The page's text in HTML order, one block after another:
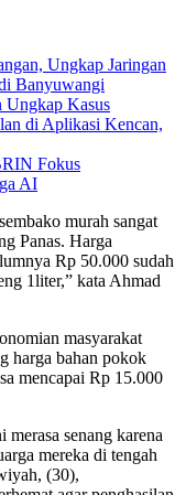
Ungkap Jaringan
Banyuwangi
Ungkap Kasus
di Aplikasi Kencan,
Fokus
AI
murah sangat
Panas. Harga
Rp 50.000 sudah
1liter,” kata Ahmad
masyarakat
harga bahan pokok
mencapai Rp 15.000
senang karena
mereka di tengah
(30),